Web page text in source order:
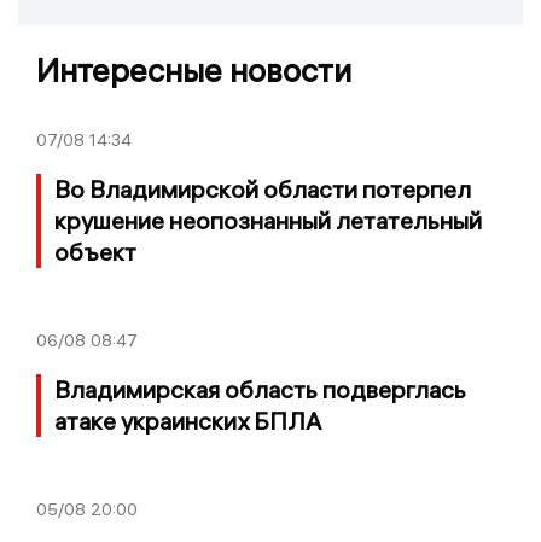
Интересные новости
07/08 14:34
Во Владимирской области потерпел
крушение неопознанный летательный
объект
06/08 08:47
Владимирская область подверглась
атаке украинских БПЛА
05/08 20:00